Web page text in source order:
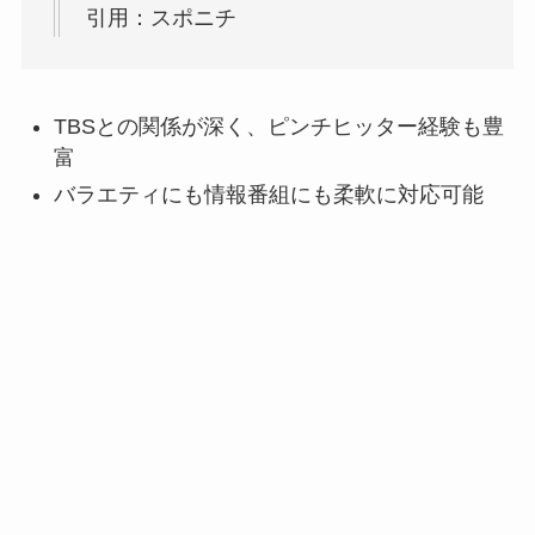
引用：スポニチ
TBSとの関係が深く、ピンチヒッター経験も豊
富
バラエティにも情報番組にも柔軟に対応可能